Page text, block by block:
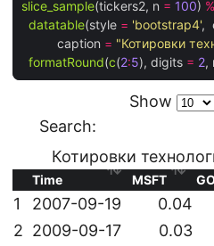
slice_sample(tickers2, n = 100)
datatable(style = 'bootstrap4',
          caption
= "Котировки
formatRound(c(2:5), digits = 2,
Show
Search:
Котировки
Time MSFT
1 2007-09-19 0.04
2 2009-09-17 0.03